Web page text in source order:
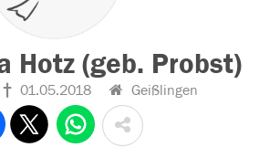
Hotz (geb. Probst)
01.05.2018 Geißlingen